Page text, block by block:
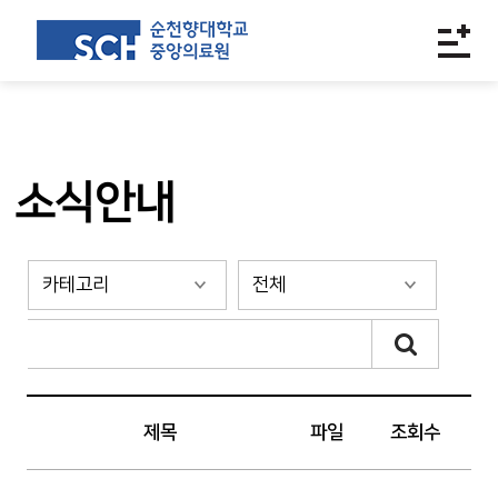
소식안내
제목 파일 조회수